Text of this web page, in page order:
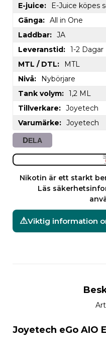
E-juice
E-Juice köpes
Gänga
All in One
Laddbar
JA
Leveranstid
1-2 Dagar
MTL / DTL
MTL
Nivå
Nybörjare
Tank volym
1,2 ML
Tillverkare
Joyetech
Varumärke
Joyetech
DELA
Nikotin är ett starkt
Läs
Viktig information
Joyetech eGo AIO